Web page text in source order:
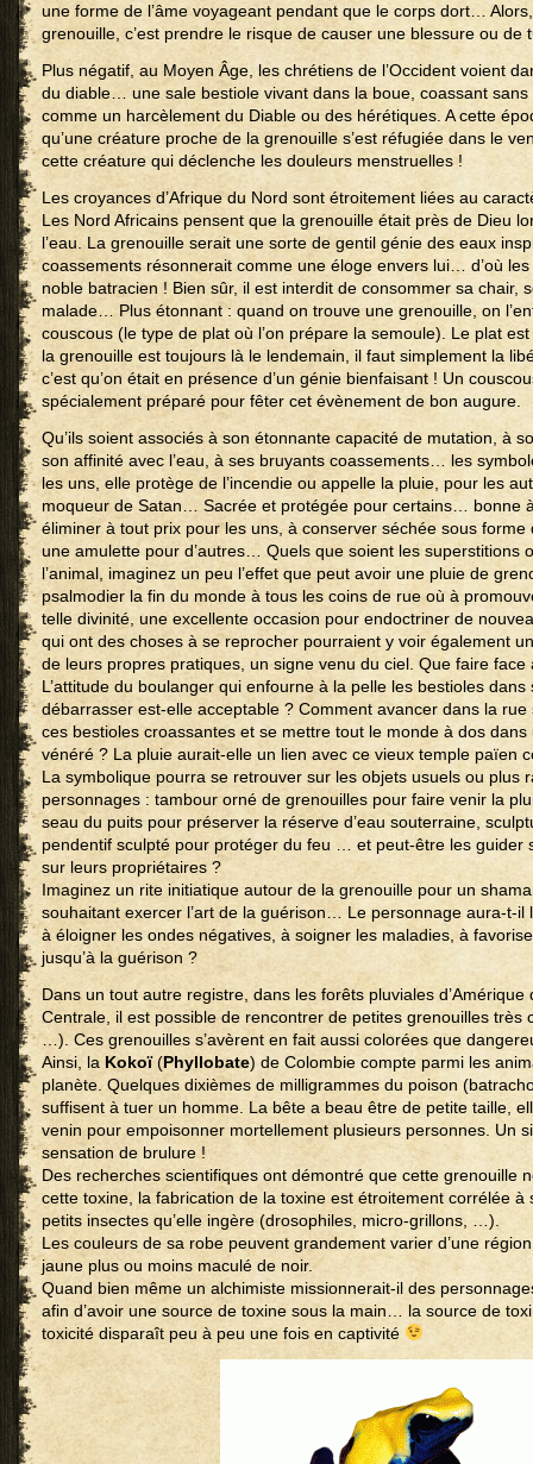
une forme de l’âme voyageant pendant que le corps dort…
grenouille, c’est prendre le risque de causer une blessure ou de
Plus négatif, au Moyen Âge, les chrétiens de l’Occident voient
du diable… une sale bestiole vivant dans la boue, coassant
comme un harcèlement du Diable ou des hérétiques. A cette
qu’une créature proche de la grenouille s’est réfugiée dans le
cette créature qui déclenche les douleurs menstruelles !
Les croyances d’Afrique du Nord sont étroitement liées au
Les Nord Africains pensent que la grenouille était près de Dieu
l’eau. La grenouille serait une sorte de gentil génie des eaux
coassements résonnerait comme une éloge envers lui… d’où
noble batracien ! Bien sûr, il est interdit de consommer sa chair,
malade… Plus étonnant : quand on trouve une grenouille, on
couscous (le type de plat où l’on prépare la semoule). Le plat
la grenouille est toujours là le lendemain, il faut simplement la
c’est qu’on était en présence d’un génie bienfaisant ! Un
spécialement préparé pour fêter cet évènement de bon augure.
Qu’ils soient associés à son étonnante capacité de mutation, à
son affinité avec l’eau, à ses bruyants coassements… les
les uns, elle protège de l’incendie ou appelle la pluie, pour les
moqueur de Satan… Sacrée et protégée pour certains… bonne
éliminer à tout prix pour les uns, à conserver séchée sous
une amulette pour d’autres… Quels que soient les superstitions
l’animal, imaginez un peu l’effet que peut avoir une pluie de
psalmodier la fin du monde à tous les coins de rue où à
telle divinité, une excellente occasion pour endoctriner de
qui ont des choses à se reprocher pourraient y voir également
de leurs propres pratiques, un signe venu du ciel. Que faire face
L’attitude du boulanger qui enfourne à la pelle les bestioles dans
débarrasser est-elle acceptable ? Comment avancer dans la
ces bestioles croassantes et se mettre tout le monde à dos dans
vénéré ? La pluie aurait-elle un lien avec ce vieux temple païen
La symbolique pourra se retrouver sur les objets usuels ou plus
personnages : tambour orné de grenouilles pour faire venir la
seau du puits pour préserver la réserve d’eau souterraine,
pendentif sculpté pour protéger du feu … et peut-être les guider
sur leurs propriétaires ?
Imaginez un rite initiatique autour de la grenouille pour un
souhaitant exercer l’art de la guérison… Le personnage aura-t-il
à éloigner les ondes négatives, à soigner les maladies, à
jusqu’à la guérison ?
Dans un tout autre registre, dans les forêts pluviales d’Amérique
Centrale, il est possible de rencontrer de petites grenouilles très
…). Ces grenouilles s’avèrent en fait aussi colorées que
Ainsi, la Kokoï(Phyllobate) de Colombie compte parmi les
planète. Quelques dixièmes de milligrammes du poison
suffisent à tuer un homme. La bête a beau être de petite taille,
venin pour empoisonner mortellement plusieurs personnes. Un
sensation de brulure !
Des recherches scientifiques ont démontré que cette grenouille
cette toxine, la fabrication de la toxine est étroitement corrélée à
petits insectes qu’elle ingère (drosophiles, micro-grillons, …).
Les couleurs de sa robe peuvent grandement varier d’une
jaune plus ou moins maculé de noir.
Quand bien même un alchimiste missionnerait-il des
afin d’avoir une source de toxine sous la main… la source de
toxicité disparaît peu à peu une fois en captivité